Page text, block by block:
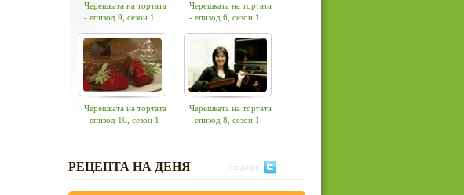
Черешката на тортата
- епизод 9, сезон 1
Черешката на тортата
- епизод 6, сезон 1
Черешката на тортата
- епизод 10, сезон 1
Черешката на тортата
- епизод 8, сезон 1
РЕЦЕПТА НА ДЕНЯ сподели: